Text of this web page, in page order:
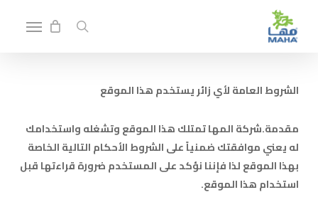
search
Menu
الشروط العامة لأي زائر يستخدم هذا الموقع
مقدمة.شركة المها تمتلك هذا الموقع وتشغله واستخدامك
له يعني موافقتك ضمنياً على الشروط الأحكام التالية الخاصة
بهذا الموقع لذا فإننا نؤكد على المستخدم ضرورة قراءتها قبل
استخدام هذا الموقع.